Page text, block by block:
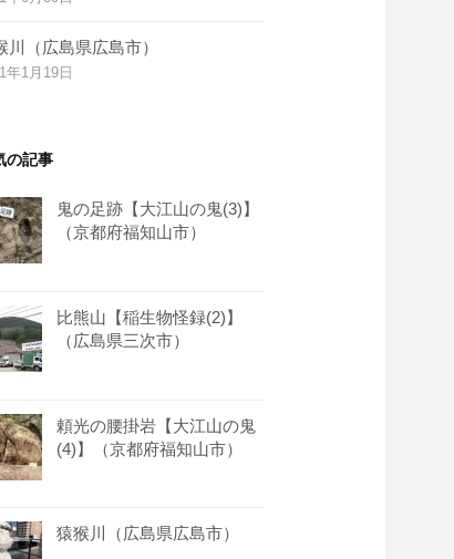
川（広島県広島市）
年1月19日
の記事
鬼の足跡【大江山の鬼(3)】
（京都府福知山市）
比熊山【稲生物怪録(2)】
（広島県三次市）
頼光の腰掛岩【大江山の鬼
(4)】（京都府福知山市）
猿猴川（広島県広島市）